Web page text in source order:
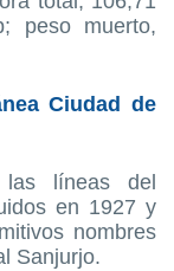
peso muerto,
Ciudad de
las líneas del
en 1927 y
nombres
Sanjurjo.